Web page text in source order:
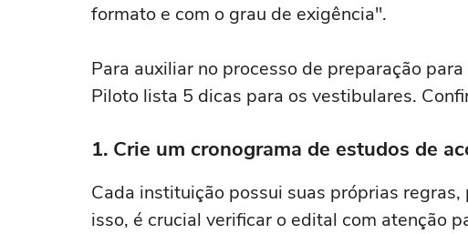
formato e com o grau de exigência".
Para auxiliar no processo de preparação
Piloto lista 5 dicas para os vestibulares.
1. Crie um cronograma de estudos de
Cada instituição possui suas próprias
isso, é crucial verificar o edital com atenção